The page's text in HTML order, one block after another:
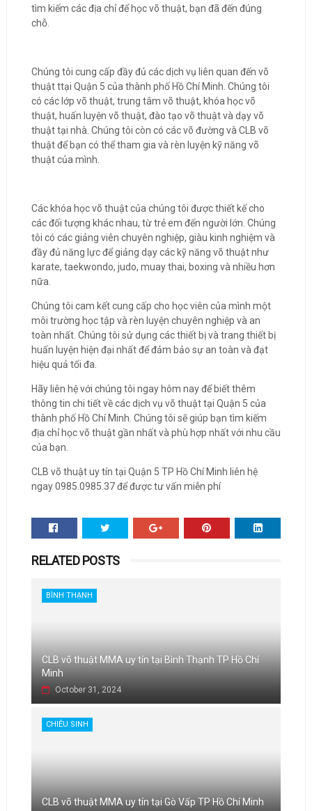
tìm kiếm các địa chỉ để học võ thuật, bạn đã đến đúng
chỗ.
Chúng tôi cung cấp đầy đủ các dịch vụ liên quan đến võ
thuật ttại Quận 5 của thành phố Hồ Chí Minh. Chúng tôi
có các lớp võ thuật, trung tâm võ thuật, khóa học võ
thuật, huấn luyện võ thuật, đào tạo võ thuật và dạy võ
thuật tại nhà. Chúng tôi còn có các võ đường và CLB võ
thuật để bạn có thể tham gia và rèn luyện kỹ năng võ
thuật của mình.
Các khóa học võ thuật của chúng tôi được thiết kế cho
các đối tượng khác nhau, từ trẻ em đến người lớn. Chúng
tôi có các giảng viên chuyên nghiệp, giàu kinh nghiệm và
đầy đủ năng lực để giảng dạy các kỹ năng võ thuật như
karate, taekwondo, judo, muay thai, boxing và nhiều hơn
nữa.
Chúng tôi cam kết cung cấp cho học viên của mình một
môi trường học tập và rèn luyện chuyên nghiệp và an
toàn nhất. Chúng tôi sử dụng các thiết bị và trang thiết bị
huấn luyện hiện đại nhất để đảm bảo sự an toàn và đạt
hiệu quả tối đa.
Hãy liên hệ với chúng tôi ngay hôm nay để biết thêm
thông tin chi tiết về các dịch vụ võ thuật tại Quận 5 của
thành phố Hồ Chí Minh. Chúng tôi sẽ giúp bạn tìm kiếm
địa chỉ học võ thuật gần nhất và phù hợp nhất với nhu cầu
của bạn.
CLB võ thuật uy tín tại Quận 5 TP Hồ Chí Minh liên hệ
ngay 0985.0985.37 để được tư vấn miễn phí
RELATED POSTS
BÌNH THẠNH
CLB võ thuật MMA uy tín tại Bình Thạnh TP Hồ Chí
Minh
October 31, 2024
CHIÊU SINH
CLB võ thuật MMA uy tín tại Gò Vấp TP Hồ Chí Minh